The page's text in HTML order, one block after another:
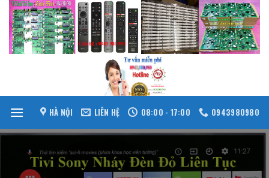
Skip
content
HÀ NỘI LIÊN HỆ 08:00 - 17:00 0943980980